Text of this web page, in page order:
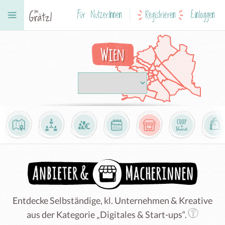
Für NutzerInnen Registrieren Einloggen
Wien
Entdecke Selbständige, kl. Unternehmen & Kreative
aus der Kategorie „Digitales & Start-ups“.